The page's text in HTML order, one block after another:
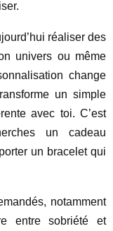
réaliser des
univers ou même
change
un simple
avec toi. C’est
un cadeau
un bracelet qui
notamment
entre sobriété et